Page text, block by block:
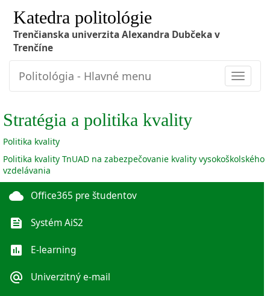
Katedra politológie
Trenčianska univerzita Alexandra Dubčeka v
Trenčíne
Toggle
Politológia - Hlavné menu
Stratégia a politika kvality
Politika kvality
Politika kvality TnUAD na zabezpečovanie kvality vysokoškolského
vzdelávania
cloud Office365 pre študentov
feed Systém AiS2
poll E-learning
alternate_email Univerzitný e-mail